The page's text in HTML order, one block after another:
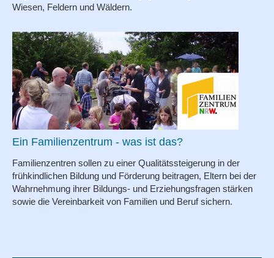
Wiesen, Feldern und Wäldern.
Ein Familienzentrum - was ist das?
Familienzentren sollen zu einer Qualitätssteigerung in der
frühkindlichen Bildung und Förderung beitragen, Eltern bei der
Wahrnehmung ihrer Bildungs- und Erziehungsfragen stärken
sowie die Vereinbarkeit von Familien und Beruf sichern.